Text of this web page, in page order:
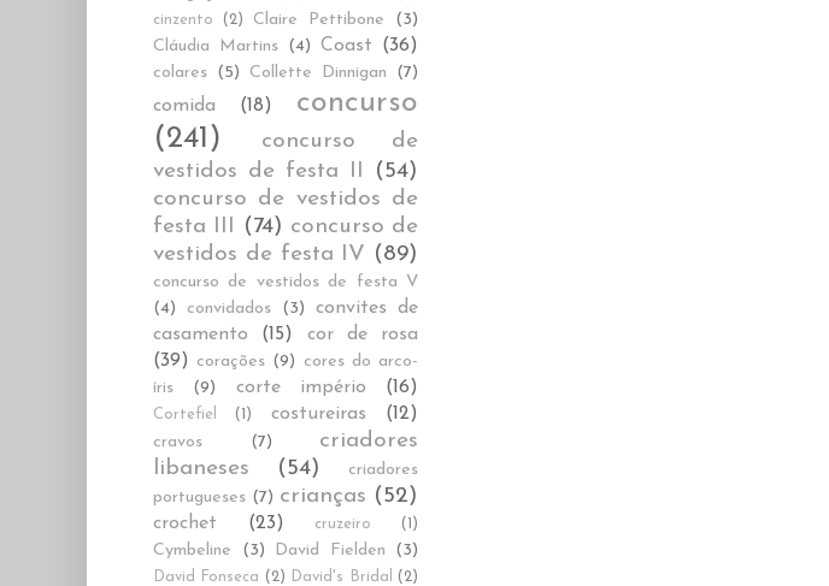
cinzento (2) Claire Pettibone
(3)
Cláudia Martins (4) Coast (36)
colares (5) Collette Dinnigan (7)
comida (18)
concurso
(241)
concurso de
vestidos de festa II
(54)
concurso de vestidos de
festa III
(74) concurso de
vestidos de festa IV (89)
concurso de vestidos de festa V
(4)
convidados (3)
convites de
casamento
(15)
cor de rosa
(39) corações (9) cores do arco-
íris
(9) corte império (16)
Cortefiel (1) costureiras (12)
cravos (7)
criadores
libaneses
(54)
criadores
portugueses (7) crianças (52)
crochet (23) cruzeiro (1)
Cymbeline (3) David Fielden (3)
David Fonseca (2) David's Bridal (2)